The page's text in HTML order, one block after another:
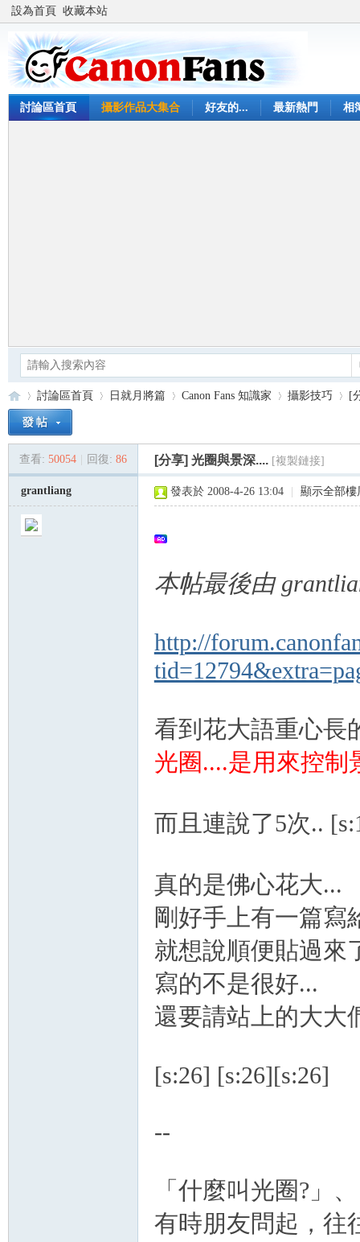
設為首頁 收藏本站
討論區首頁 攝影作品大集合 好友的... 最新熱門 相
Ca»
討論區首頁
›
日就月將篇
›
Canon Fans 知識家
›
攝影技巧 [
查看: 50054 回復: 86 [分享] 光圈與景深.... [複製鏈接]
grantliang 發表於 2008-4-26 13:04 顯示全部樓
本帖最後由
http://
看到花大語重心長
光圈....是用來控制
而且連說了5次..
真的是佛心花大...
剛好手上有一篇寫
就想說順便貼過來
寫的不是很好...
還要請站上的大大
[s:26] [s:26][s:26]
--
「什麼叫光圈?」
有時朋友問起，往